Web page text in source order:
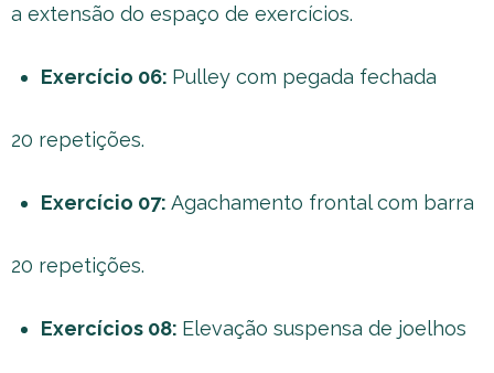
a extensão do espaço de exercícios.
Exercício 06: Pulley com pegada fechada
20 repetições.
Exercício 07: Agachamento frontal com barra
20 repetições.
Exercícios 08: Elevação suspensa de joelhos